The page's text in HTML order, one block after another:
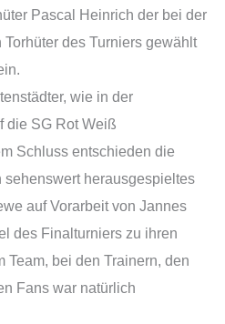
Pascal Heinrich der bei der
des Turniers gewählt
wie in der
die SG Rot Weiß
Schluss entschieden die
herausgespieltes
auf Vorarbeit von Jannes
des Finalturniers zu ihren
Team, bei den Trainern, den
Fans war natürlich